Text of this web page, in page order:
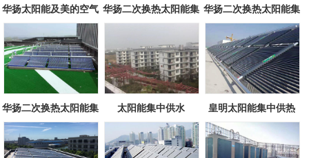
华扬太阳能及美的空气 华扬二次换热太阳能集 华扬二次换热太阳能集
中系统
华扬二次换热太阳能集
中系统
太阳能集中供水 皇明太阳能集中供热